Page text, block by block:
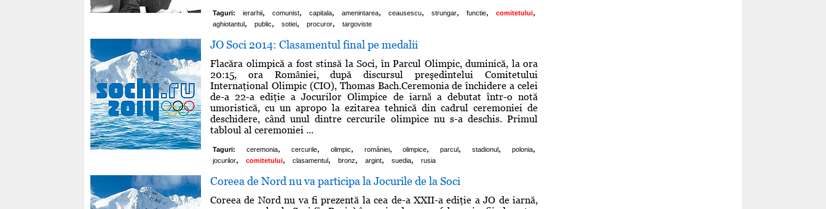
Taguri: ierarhii, comunist, capitala, amenintarea, ceausescu, strungar, functie, comitetului,
aghiotantul, public, sotiei, procuror, targoviste
JO Soci 2014: Clasamentul final pe medalii
Flacăra olimpică a fost stinsă la Soci, în Parcul Olimpic, duminică, la ora
20:15, ora Romȃniei, după discursul preşedintelui Comitetului
Internaţional Olimpic (CIO), Thomas Bach.Ceremonia de închidere a celei
de-a 22-a ediţie a Jocurilor Olimpice de iarnǎ a debutat într-o notă
umoristică, cu un apropo la ezitarea tehnică din cadrul ceremoniei de
deschidere, când unul dintre cercurile olimpice nu s-a deschis. Primul
tabloul al ceremoniei ...
Taguri: ceremonia, cercurile, olimpic, romȃniei, olimpice, parcul, stadionul, polonia,
jocurilor, comitetului, clasamentul, bronz, argint, suedia, rusia
Coreea de Nord nu va participa la Jocurile de la Soci
Coreea de Nord nu va fi prezentă la cea de-a XXII-a ediţie a JO de iarnă,